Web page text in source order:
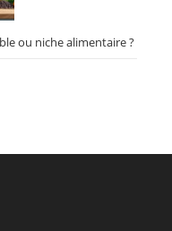
ou niche alimentaire ?